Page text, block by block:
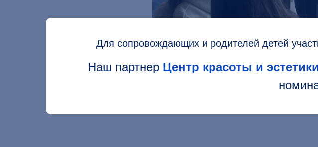
Для сопровождающих и родителей детей
Наш партнер Центр красоты и